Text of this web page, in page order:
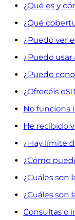
¿Qué es y
¿Qué
¿Puedo ver
¿Puedo usar
¿Puedo
¿Ofrecéis
No funciona
He recibido
¿Hay límite
¿Cómo
¿Cuáles son
¿Cuáles son
Consultas o